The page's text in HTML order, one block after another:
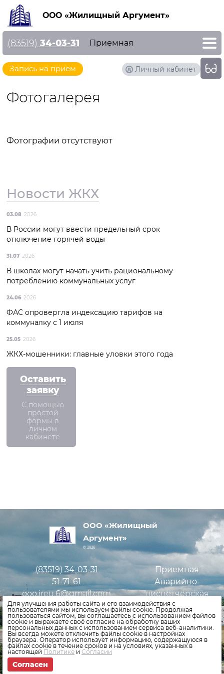
ООО «Жилищный Аргумент»
Запись на прием
(83519) 34-03-31 Приемная
Личный кабинет
Фотогалерея
Фотографии отсутствуют
Оставить
заявку
С помощью
простой
формы в
личном
кабинете
Новости ЖКХ
03.08 2026
В России могут ввести предельный срок
отключение горячей воды
31.07 2026
В школах могут начать учить рациональному
потреблению коммунальных услуг
24.06 2026
ФАС опровергла индексацию тарифов на
коммуналку с 1 июля
25.05 2026
ЖКХ-мошенники: главные уловки этого года
ООО «Жилищный
Аргумент»
© 2026
(83519)34-03-31
51-71-61
ooo.jreu.6@gmail.com
Приемная
Аварийно-
диспетчерская
служба
Оставить заявку
Политика конфиденциальности
Для улучшения работы сайта и его взаимодействия с
пользователями мы используем файлы cookie. Продолжая
пользоваться сайтом, вы соглашаетесь с использованием файлов
cookie и выражаете своё согласие на обработку ваших
персональных данных с использованием сервиса веб-аналитики.
Вы всегда можете отключить файлы cookie в настройках
браузера. Оператор использует информацию, содержащуюся в
файлах cookie в течение сроков и на условиях, указанных в
настоящей Политике и Согласии
Согласен